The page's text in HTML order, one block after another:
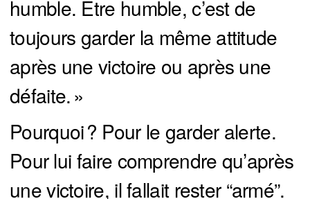
humble. Être humble, c’est de
toujours garder la même attitude
après une victoire ou après une
défaite. »
Pourquoi ? Pour le garder alerte.
Pour lui faire comprendre qu’après
une victoire, il fallait rester “armé”.